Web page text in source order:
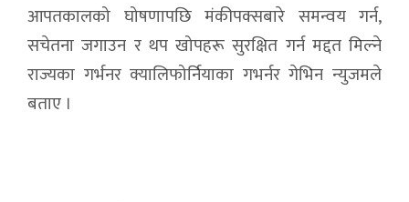
आपतकालको घोषणापछि मंकीपक्सबारे समन्वय गर्न,
सचेतना जगाउन र थप खोपहरू सुरक्षित गर्न मद्दत मिल्ने
राज्यका गर्भनर क्यालिफोर्नियाका गभर्नर गेभिन न्युजमले
बताए ।